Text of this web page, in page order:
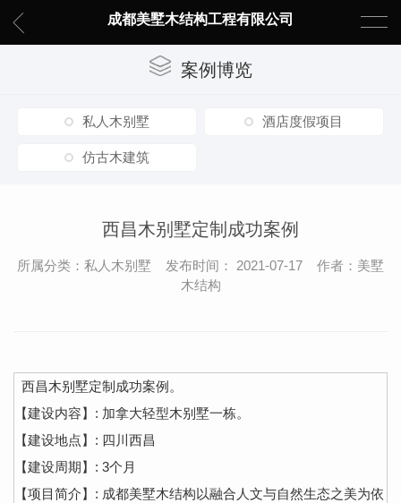
成都美墅木结构工程有限公司
案例博览
私人木别墅 酒店度假项目
仿古木建筑
西昌木别墅定制成功案例
所属分类：私人木别墅 发布时间： 2021-07-17 作者：美墅
木结构
西昌木别墅定制成功案例。
【建设内容】: 加拿大轻型木别墅一栋。
【建设地点】: 四川西昌
【建设周期】: 3个月
【项目简介】: 成都美墅木结构以融合人文与自然生态之美为依